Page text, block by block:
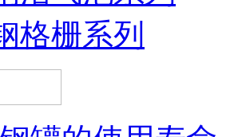
格栅系列